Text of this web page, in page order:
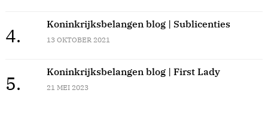
4.
Koninkrijksbelangen blog | Sublicenties
13 OKTOBER 2021
5.
Koninkrijksbelangen blog | First Lady
21 MEI 2023